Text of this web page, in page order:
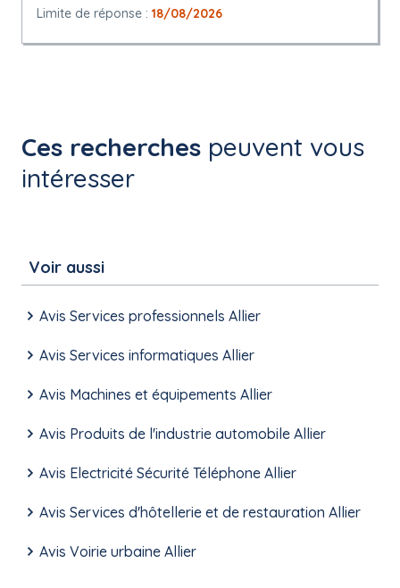
Limite de réponse : 18/08/2026
Ces recherches peuvent vous
intéresser
Voir aussi
Avis Services professionnels Allier
Avis Services informatiques Allier
Avis Machines et équipements Allier
Avis Produits de l'industrie automobile Allier
Avis Electricité Sécurité Téléphone Allier
Avis Services d'hôtellerie et de restauration Allier
Avis Voirie urbaine Allier